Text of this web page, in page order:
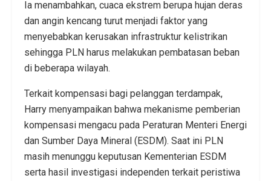
Ia menambahkan, cuaca ekstrem berupa hujan deras
dan angin kencang turut menjadi faktor yang
menyebabkan kerusakan infrastruktur kelistrikan
sehingga PLN harus melakukan pembatasan beban
di beberapa wilayah.
Terkait kompensasi bagi pelanggan terdampak,
Harry menyampaikan bahwa mekanisme pemberian
kompensasi mengacu pada Peraturan Menteri Energi
dan Sumber Daya Mineral (ESDM). Saat ini PLN
masih menunggu keputusan Kementerian ESDM
serta hasil investigasi independen terkait peristiwa